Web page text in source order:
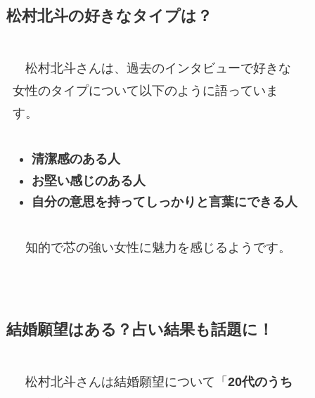
松村北斗の好きなタイプは？
松村北斗さんは、過去のインタビューで好きな
女性のタイプについて以下のように語っていま
す。
清潔感のある人
お堅い感じのある人
自分の意思を持ってしっかりと言葉にできる人
知的で芯の強い女性に魅力を感じるようです。
結婚願望はある？占い結果も話題に！
松村北斗さんは結婚願望について「 20代のうち